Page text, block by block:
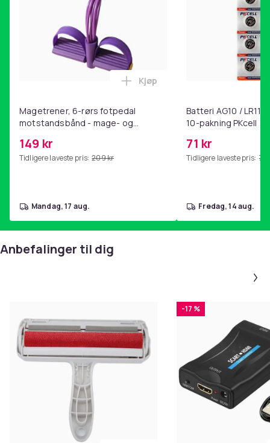
Magetrener, 6-rørs fotpedal
motstandsbånd - mage- og
hjemmegymnastikk Purple
149 kr
Tidligere laveste pris: 209 kr
Legg Magetrener, 6-rørs
Kjøp
mandag, 17 aug.
Batteri AG10 /
10-pakning PKcell
71 kr
Tidligere laveste pris: 76
fredag, 14 aug.
Anbefalinger til dig
-17 %